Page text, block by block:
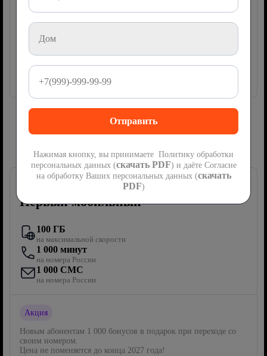
ТВ-приставка
Акция 2 месяца500
Далее1000
Сим-карта Ростелеком с мобильной
Первый мобильный
100 ГБ
на максимальной скорости
1 000 минут
на номера России
1 000 СМС
на номера России
Акция
Новым абонентам 1 000 бонусов в подарок при переходе со
своим номером.
Цена не поменяется до конца 2027 года!
Нажимая кнопку, вы принимаете Политику обработки
персональных данных (скачать PDF) и даёте Согласие
на обработку Ваших персональных данных (скачать
PDF)